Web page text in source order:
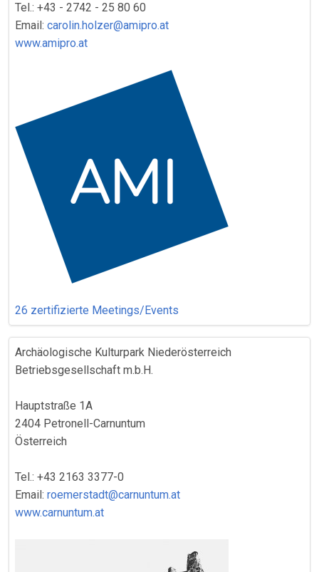
Tel.: +43 - 2742 - 25 80 60
Email: carolin.holzer@amipro.at
www.amipro.at
26 zertifizierte Meetings/Events
Archäologische Kulturpark Niederösterreich
Betriebsgesellschaft m.b.H.
Hauptstraße 1A
2404 Petronell-Carnuntum
Österreich
Tel.: +43 2163 3377-0
Email: roemerstadt@carnuntum.at
www.carnuntum.at